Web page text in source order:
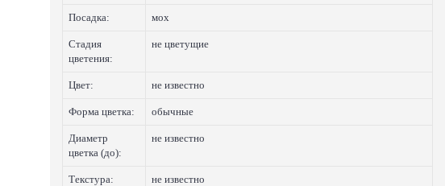
Посадка: мох
Стадия
цветения:
не цветущие
Цвет: не известно
Форма цветка: обычные
Диаметр
цветка (до):
не известно
Текстура: не известно